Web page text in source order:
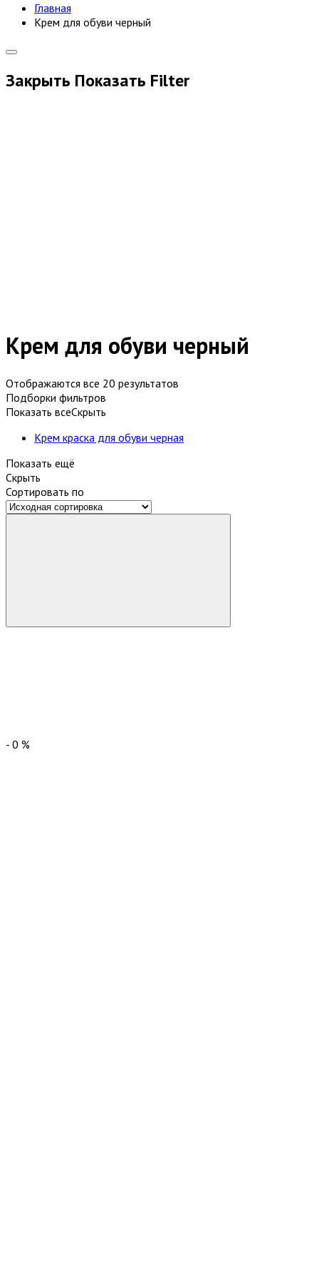
Главная
Крем для обуви черный
Закрыть Показать Filter
Крем для обуви черный
Отображаются все 20 результатов
Подборки фильтров
Показать всеСкрыть
Крем краска для обуви черная
Показать ещё
Скрыть
Сортировать по
- 0 %